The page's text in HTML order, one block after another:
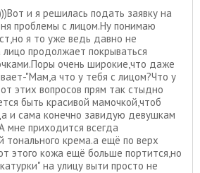
и я решилась подать заявку на
проблемы с лицом.Ну понимаю
я то уже ведь давно не
продолжает покрываться
очень широкие,что даже
"Мам,а что у тебя с лицом?Что у
этих вопросов прям так стыдно
быть красивой мамочкой,чтоб
и сама конечно завидую девушкам
мне приходится всегда
тонального крема.а ещё по верх
этого кожа ещё больше портится,но
на улицу выти просто не